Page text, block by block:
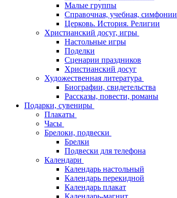
Малые группы
Справочная, учебная, симфонии
Церковь. История. Религии
Христианский досуг, игры
Настольные игры
Поделки
Сценарии праздников
Христианский досуг
Художественная литература
Биографии, свидетельства
Рассказы, повести, романы
Подарки, сувениры
Плакаты
Часы
Брелоки, подвески
Брелки
Подвески для телефона
Календари
Календарь настольный
Календарь перекидной
Календарь плакат